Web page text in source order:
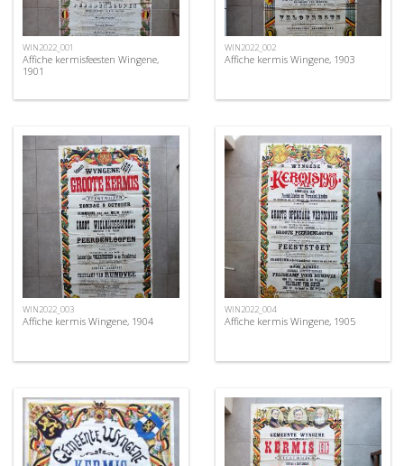
WIN2022_001
Affiche kermisfeesten Wingene,
1901
WIN2022_002
Affiche kermis Wingene, 1903
WIN2022_003
Affiche kermis Wingene, 1904
WIN2022_004
Affiche kermis Wingene, 1905